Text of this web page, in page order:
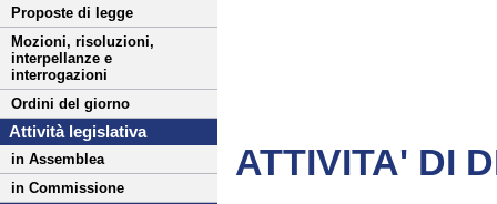
Proposte di legge
Mozioni, risoluzioni,
interpellanze e
interrogazioni
Ordini del giorno
Attività legislativa
in Assemblea
in Commissione
ATTIVITA' DI